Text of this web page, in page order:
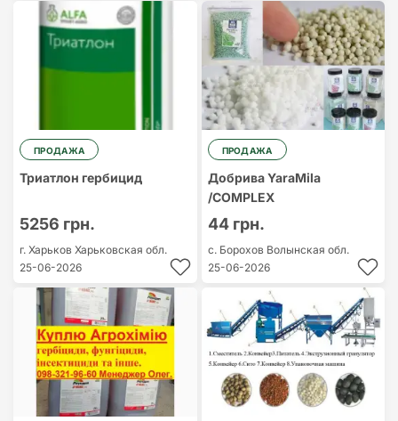
ПРОДАЖА
Триатлон гербицид
5256 грн.
г. Харьков Харьковская обл.
25-06-2026
ПРОДАЖА
Добрива YaraMila
/COMPLEX
44 грн.
с. Борохов Волынская обл.
25-06-2026